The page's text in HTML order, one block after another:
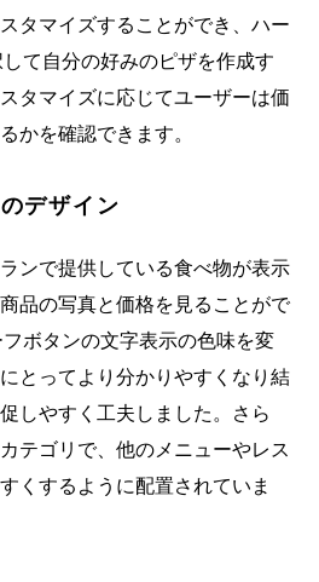
タマイズすることができ、ハー
て自分の好みのピザを作成す
タマイズに応じてユーザーは価
かを確認できます。
デザイン
ンで提供している食べ物が表示
品の写真と価格を見ることがで
ボタンの文字表示の色味を変
とってより分かりやすくなり結
しやすく工夫しました。さら
テゴリで、他のメニューやレス
くするように配置されていま